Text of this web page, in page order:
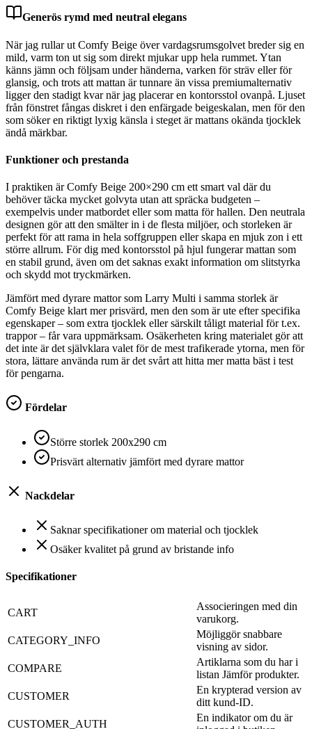
Generös rymd med neutral elegans
När jag rullar ut Comfy Beige över vardagsrumsgolvet breder sig en
mild, varm ton ut sig som direkt mjukar upp hela rummet. Ytan
känns jämn och följsam under händerna, varken för sträv eller för
glansig, och trots att mattan är tunnare än vissa premiumalternativ
ligger den stadigt kvar när jag placerar en kontorsstol ovanpå. Ljuset
från fönstret fångas diskret i den enfärgade beigeskalan, men för den
som söker en riktigt lyxig känsla i steget är mattans okända tjocklek
ändå märkbar.
Funktioner och prestanda
I praktiken är Comfy Beige 200×290 cm ett smart val där du
behöver täcka mycket golvyta utan att spräcka budgeten –
exempelvis under matbordet eller som matta för hallen. Den neutrala
designen gör att den smälter in i de flesta miljöer, och storleken är
perfekt för att rama in hela soffgruppen eller skapa en mjuk zon i ett
större allrum. För dig med kontorsstol på hjul fungerar mattan som
en stabil grund, även om det saknas exakt information om slitstyrka
och skydd mot tryckmärken.
Jämfört med dyrare mattor som Larry Multi i samma storlek är
Comfy Beige klart mer prisvärd, men den som är ute efter specifika
egenskaper – som extra tjocklek eller särskilt tåligt material för t.ex.
trappor – får vara uppmärksam. Osäkerheten kring materialet gör att
det inte är det självklara valet för de mest trafikerade ytorna, men för
stora, lättare använda rum är det svårt att hitta mer matta bäst i test
för pengarna.
Fördelar
Större storlek 200x290 cm
Prisvärt alternativ jämfört med dyrare mattor
Nackdelar
Saknar specifikationer om material och tjocklek
Osäker kvalitet på grund av bristande info
Specifikationer
CART
Associeringen med din
varukorg.
CATEGORY_INFO
Möjliggör snabbare
visning av sidor.
COMPARE
Artiklarna som du har i
listan Jämför produkter.
CUSTOMER
En krypterad version av
ditt kund-ID.
CUSTOMER_AUTH
En indikator om du är